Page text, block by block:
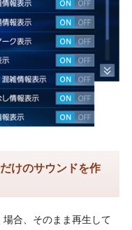
けのサウンドを作
合、そのまま再生して